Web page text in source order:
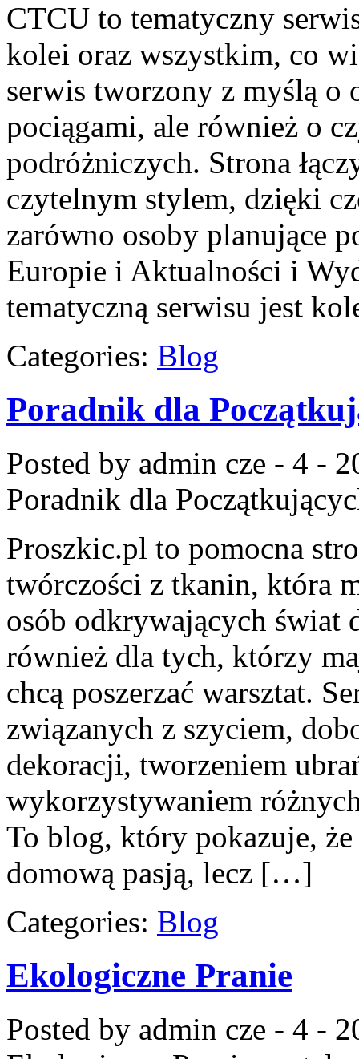
CTCU to tematyczny
kolei oraz wszystkim, co
serwis tworzony z myślą o
pociągami, ale również o
podróżniczych. Strona
czytelnym stylem, dzięki
zarówno osoby planujące
Europie i Aktualności i
tematyczną serwisu jest
Categories: Blog
Poradnik dla
Posted by admin cze - 4 -
Poradnik dla
Proszkic.pl to pomocna
twórczości z tkanin, która
osób odkrywających świat
również dla tych, którzy
chcą poszerzać warsztat.
związanych z szyciem,
dekoracji, tworzeniem
wykorzystywaniem
To blog, który pokazuje,
domową pasją, lecz […]
Categories: Blog
Ekologiczne Pranie
Posted by admin cze - 4 -